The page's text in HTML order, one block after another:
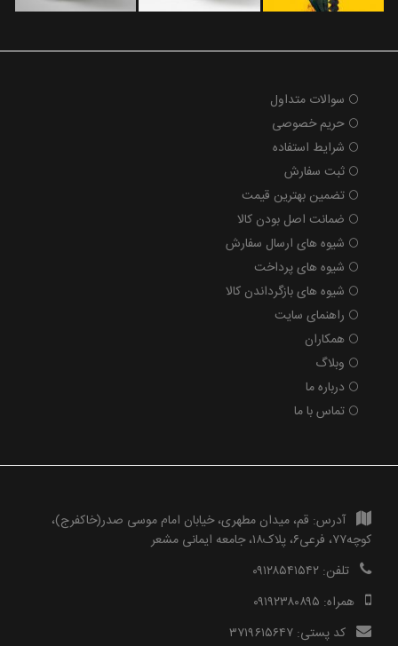
سوالات متداول
حریم خصوصی
شرایط استفاده
ثبت سفارش
تضمین بهترین قیمت
ضمانت اصل بودن کالا
شیوه های ارسال سفارش
شیوه های پرداخت
شیوه های بازگرداندن کالا
راهنمای سایت
همکاران
وبلاگ
درباره ما
تماس با ما
آدرس: قم، میدان مطهری، خیابان امام موسی صدر(خاکفرج)،
کوچه۷۷، فرعی۶، پلاک۱۸، جامعه ایمانی مشعر
تلفن: ۰۹۱۲۸۵۴۱۵۴۲
همراه: ۰۹۱۹۲۳۸۰۸۹۵
کد پستی: ۳۷۱۹۶۱۵۶۴۷